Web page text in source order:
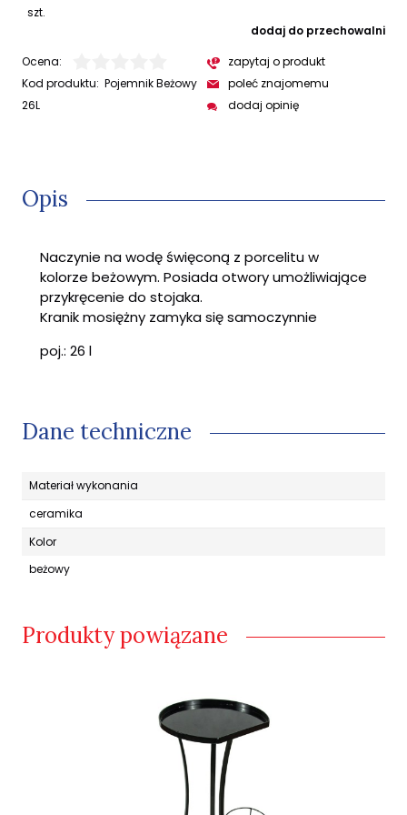
szt.
dodaj do przechowalni
Ocena:
Kod produktu: Pojemnik Beżowy
26L
zapytaj o produkt
poleć znajomemu
dodaj opinię
Opis
Naczynie na wodę święconą z porcelitu w
kolorze beżowym. Posiada otwory umożliwiające
przykręcenie do stojaka.
Kranik mosiężny zamyka się samoczynnie
poj.: 26 l
Dane techniczne
Materiał wykonania
ceramika
Kolor
beżowy
Produkty powiązane